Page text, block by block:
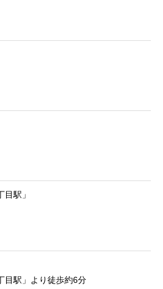
駅」
目駅」より徒歩約6分